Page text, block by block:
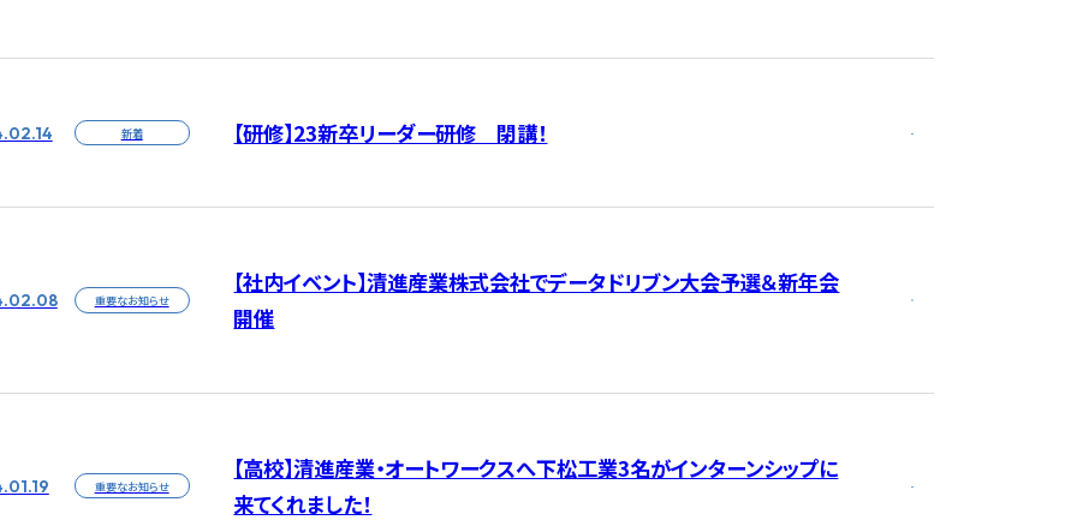
新着 【研修】23新卒リーダー研修 閉講！
重要なお知らせ
【社内イベント】清進産業株式会社でデータドリブン大会予選＆新年会
開催
重要なお知らせ
【高校】清進産業・オートワークスへ下松工業3名がインターンシップに
来てくれました！